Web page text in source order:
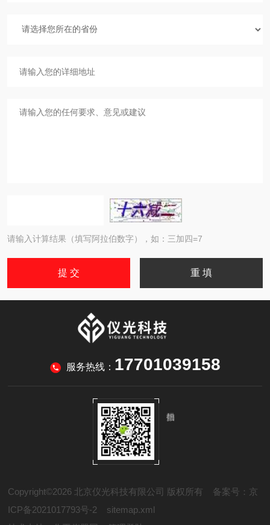
请输入计算结果（填写阿拉伯数字），如：三加四=7
服务热线： 17701039158
Copyright©2026 北京仪光科技有限公司 版权所有 备案号：京
ICP备2021017793号-2
sitemap.xml